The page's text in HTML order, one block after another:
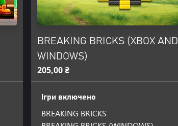
BREAKING BRICKS (XBOX AND
WINDOWS)
205,00 ₴
Ігри включено
BREAKING BRICKS